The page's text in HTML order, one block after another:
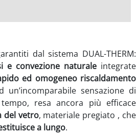
dal sistema DUAL-THERM:
e convezione naturale integrate
ed omogeneo riscaldamento
sensazione di
resa ancora più efficace
del vetro, materiale pregiato , che
a lungo.